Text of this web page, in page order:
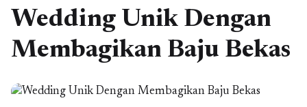
Wedding Unik Dengan
Membagikan Baju Bekas